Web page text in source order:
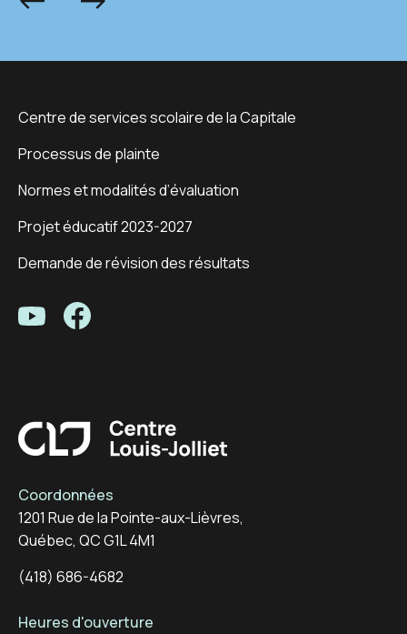
PrécédentSuivant
Centre de services scolaire de la Capitale
Processus de plainte
Normes et modalités d’évaluation
Projet éducatif 2023-2027
Demande de révision des résultats
Centre Louis-Joliet - Youtube
Centre Louis-Joliet - Facebook
Coordonnées
1201 Rue de la Pointe-aux-Lièvres,
Québec, QC G1L 4M1
(418) 686-4682
Heures d'ouverture